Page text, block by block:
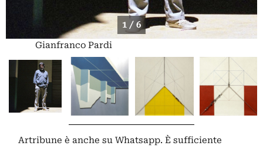
1 / 6
Gianfranco Pardi
Artribune è anche su Whatsapp. È sufficiente